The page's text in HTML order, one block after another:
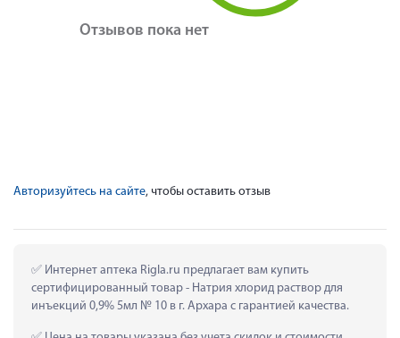
Отзывов пока нет
Авторизуйтесь на сайте, чтобы оставить отзыв
Интернет аптека Rigla.ru предлагает вам купить
сертифицированный товар - Натрия хлорид раствор для
инъекций 0,9% 5мл № 10 в г. Архара с гарантией качества.